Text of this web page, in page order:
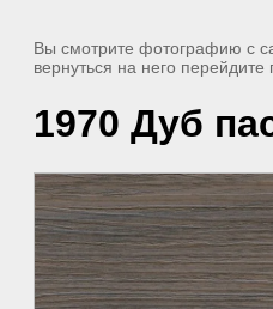
Вы смотрите фотографию с
вернуться на него перейдите
1970 Дуб